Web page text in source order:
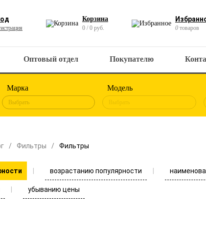
Корзина
0 / 0 руб. 0 товаров
Оптовый отдел Покупателю
Марка
Выбрать
Модель
Выбрать
Фильтры Фильтры
возрастанию популярности
убыванию цены